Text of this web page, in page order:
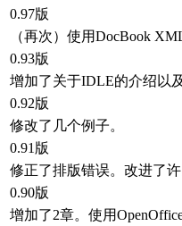
0.97版
（再次）使用DocBook
0.93版
增加了关于IDLE的介绍以
0.92版
修改了几个例子。
0.91版
修正了排版错误。改进了许
0.90版
增加了2章。使用